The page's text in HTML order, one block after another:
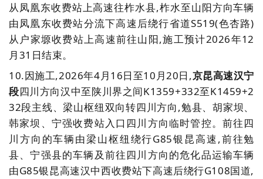
从凤凰东收费站上高速往柞水县,柞水至山阳方向车辆
由凤凰东收费站分流下高速后绕行省道S519(色杏路)
从户家塬收费站上高速前往山阳,施工预计2026年12
月31日结束。
10.因施工,2026年4月16日至10月20日,京昆高速汉宁
段四川方向汉中至陕川界之间K1359+332至K1459+2
32段主线、梁山枢纽双向转四川方向,勉县、胡家坝、
韩家坝、宁强收费站入口四川方向临时管控。前往四
川方向的车辆由梁山枢纽绕行G85银昆高速,前往勉
县、宁强县的车辆及前往四川方向的危化品运输车辆
由G85银昆高速汉中西收费站下高速后绕行G108国道,